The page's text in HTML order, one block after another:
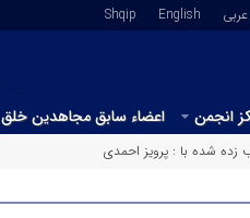
عربي English
Shqip
انجمن اعضاء سابق مجاهدین خلق
زده شده با : پرویز احمدی